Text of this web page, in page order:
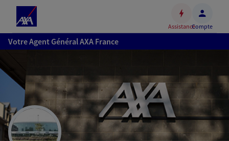
Accéder
au
Accéder
au
pied
de
page
AssistanceCompte
Votre Agent Général AXA France